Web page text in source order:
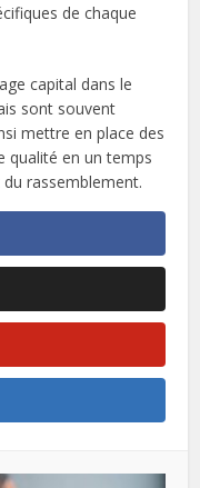
de chaque
capital dans le
sont souvent
mettre en place des
qualité en un temps
rassemblement.